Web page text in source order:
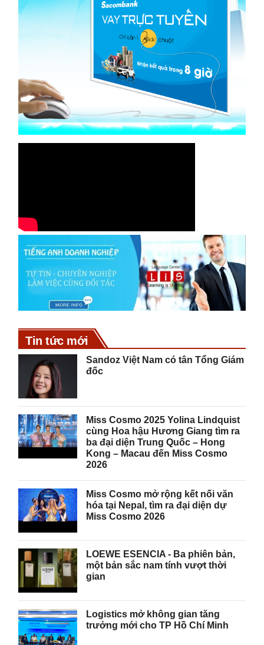
Tin tức mới
Sandoz Việt Nam có tân Tổng Giám
đốc
Miss Cosmo 2025 Yolina Lindquist
cùng Hoa hậu Hương Giang tìm ra
ba đại diện Trung Quốc – Hong
Kong – Macau đến Miss Cosmo
2026
Miss Cosmo mở rộng kết nối văn
hóa tại Nepal, tìm ra đại diện dự
Miss Cosmo 2026
LOEWE ESENCIA - Ba phiên bản,
một bản sắc nam tính vượt thời
gian
Logistics mở không gian tăng
trưởng mới cho TP Hồ Chí Minh